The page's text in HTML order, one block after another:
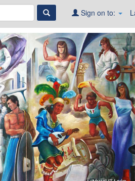
Sign on to: